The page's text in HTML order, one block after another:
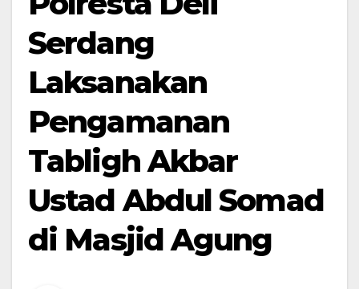
Serdang
Laksanakan
Pengamanan
Tabligh Akbar
Ustad Abdul Somad
di Masjid Agung